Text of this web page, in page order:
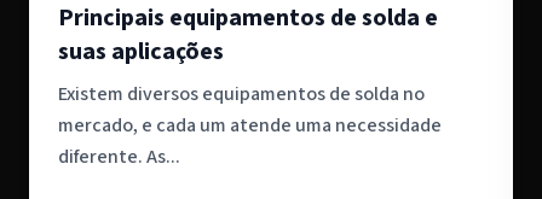
Principais equipamentos de solda e
suas aplicações
Existem diversos equipamentos de solda no
mercado, e cada um atende uma necessidade
diferente. As...